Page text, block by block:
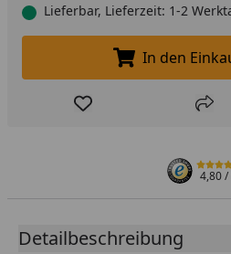
Lieferbar, Lieferzeit: 1-2
In
In den
Produkt zur
4,80/
Detailbeschreibung